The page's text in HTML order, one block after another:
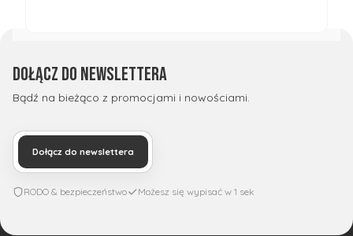
Dołącz do newslettera
Bądź na bieżąco z promocjami i nowościami.
Dołącz do newslettera
RODO & bezpieczeństwo Możesz się wypisać w 1 sek